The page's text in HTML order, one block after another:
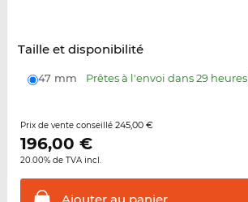
Taille et disponibilité
47 mm Prêtes à l'envoi dans 29 heures
Prix de vente conseillé 245,00 €
196,00 €
20.00% de TVA incl.